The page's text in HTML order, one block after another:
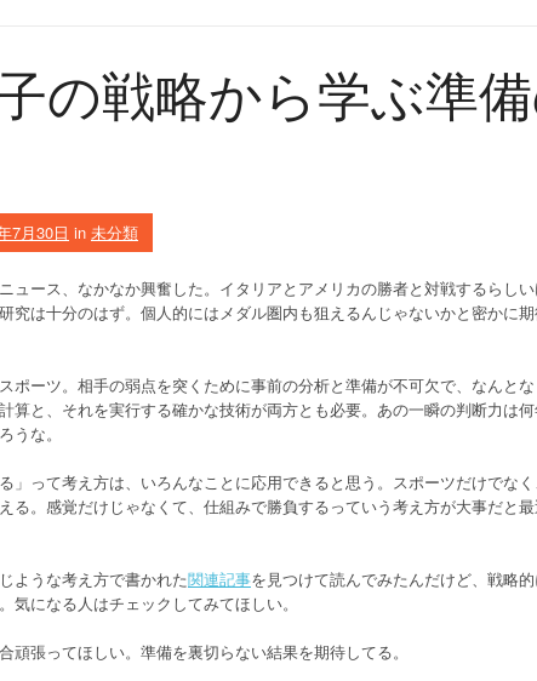
の戦略から学ぶ準
7月30日 in 未分類
ュース、なかなか興奮した。イタリアとアメリカの勝者と対戦するらしい
究は十分のはず。個人的にはメダル圏内も狙えるんじゃないかと密かに
ポーツ。相手の弱点を突くために事前の分析と準備が不可欠で、なんとな
算と、それを実行する確かな技術が両方とも必要。あの一瞬の判断力は
うな。
」って考え方は、いろんなことに応用できると思う。スポーツだけでな
る。感覚だけじゃなくて、仕組みで勝負するっていう考え方が大事だと最
ような考え方で書かれた関連記事を見つけて読んでみたんだけど、戦略的
気になる人はチェックしてみてほしい。
頑張ってほしい。準備を裏切らない結果を期待してる。